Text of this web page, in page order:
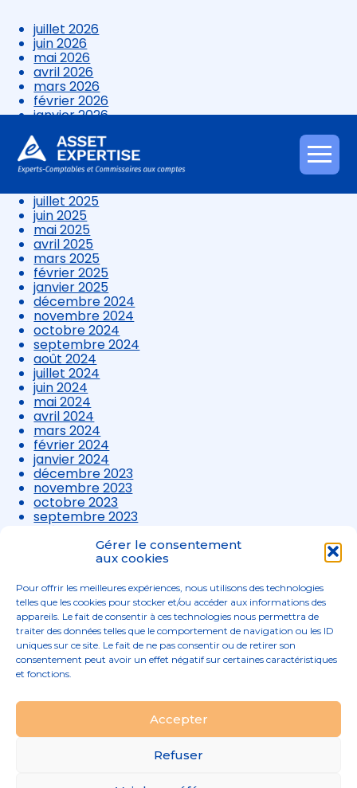
Gérer le consentement
aux cookies
Pour offrir les meilleures expériences, nous utilisons des technologies
telles que les cookies pour stocker et/ou accéder aux informations des
appareils. Le fait de consentir à ces technologies nous permettra de
traiter des données telles que le comportement de navigation ou les ID
uniques sur ce site. Le fait de ne pas consentir ou de retirer son
consentement peut avoir un effet négatif sur certaines caractéristiques
et fonctions.
Accepter
Refuser
Aller
au
juillet 2026
juin 2026
mai 2026
avril 2026
mars 2026
février 2026
janvier 2026
novembre 2025
octobre 2025
septembre 2025
juillet 2025
juin 2025
mai 2025
avril 2025
mars 2025
février 2025
janvier 2025
décembre 2024
novembre 2024
octobre 2024
septembre 2024
août 2024
juillet 2024
juin 2024
mai 2024
avril 2024
mars 2024
février 2024
janvier 2024
décembre 2023
novembre 2023
octobre 2023
septembre 2023
août 2023
juillet 2023
avril 2023
mars 2023
Principale
02 96 52 68 68